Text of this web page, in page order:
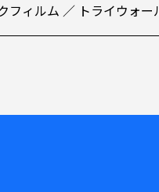
フィルム ／ トライウォ